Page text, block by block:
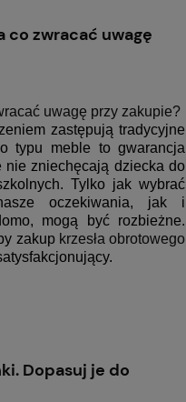
co zwracać uwagę
uwagę przy zakupie?
zastępują tradycyjne
typu meble to gwarancja
nie zniechęcają dziecka do
Tylko jak wybrać
oczekiwania, jak i
mogą być rozbieżne.
zakup krzesła obrotowego
Dopasuj je do